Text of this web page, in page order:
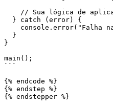
}
main();
```
{% endcode %}
{% endstep %}
{% endstepper %}